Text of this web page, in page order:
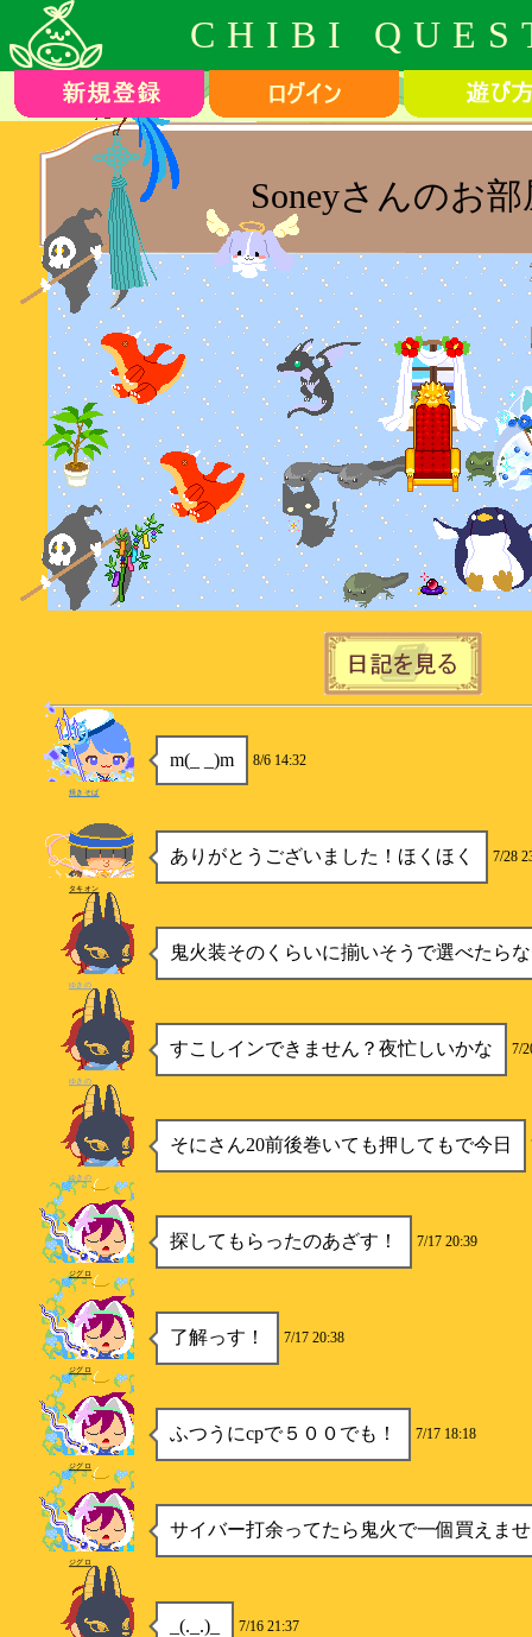
CHIBI
Soneyさんのお部
m(_ _)m 8/6 14:32
焼きそば
ありがとうございました！ほくほく 7/28
タキオン
鬼火装そのくらいに揃いそうで選べたら
ゆきの
すこしインできません？夜忙しいかな 7/
ゆきの
そにさん20前後巻いても押してもで今日
ゆきの
探してもらったのあざす！ 7/17 20:39
ジグロ
了解っす！ 7/17 20:38
ジグロ
ふつうにcpで５００でも！ 7/17 18:18
ジグロ
サイバー打余ってたら鬼火で一個買えま
ジグロ
_(._.)_ 7/16 21:37